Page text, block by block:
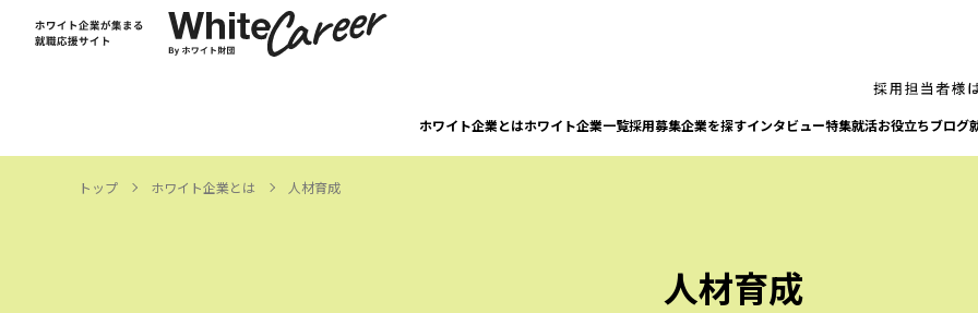
ホワイト企業とはホワイト企業一覧採⽤募集企業を探すインタビュー特集就活お役⽴ちブログ
トップ ホワイト企業とは ⼈材育成
⼈材育成